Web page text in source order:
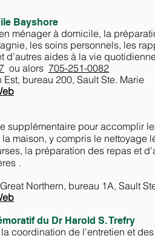
Bayshore
ménager à domicile, la
les soins personnels, les
d'autres aides à la vie
ou alors 705-251-0082
Est, bureau 200, Sault Ste. Marie
supplémentaire pour accomplir
maison, y compris le nettoyage
la préparation des repas et
.
Northern, bureau 1A, Sault
du Dr Harold S. Trefry
coordination de l'entretien et